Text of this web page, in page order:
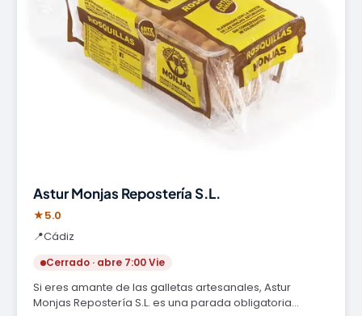
Astur Monjas Repostería S.L.
★5.0
📍Cádiz
Cerrado · abre 7:00 Vie
Si eres amante de las galletas artesanales, Astur
Monjas Repostería S.L. es una parada obligatoria…